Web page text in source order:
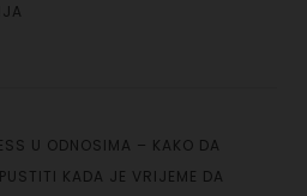
U ODNOSIMA – KAKO DA
KADA JE VRIJEME DA